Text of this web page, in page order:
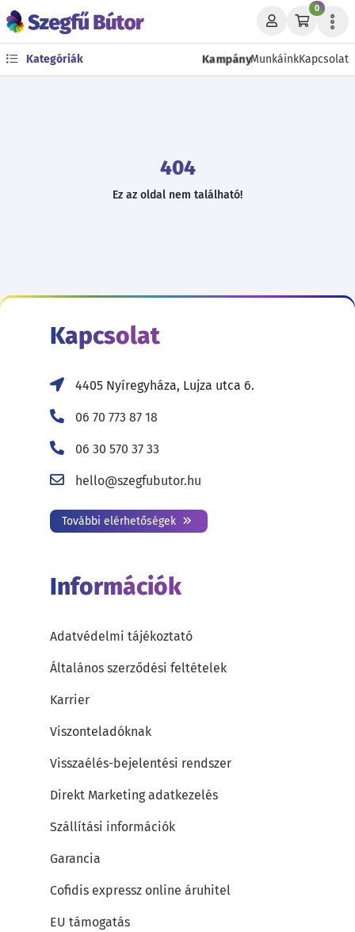
0
Kategóriák KampányMunkáinkKapcsolat
404
Ez az oldal nem található!
Kapcsolat
4405 Nyíregyháza, Lujza utca 6.
06 70 773 87 18
06 30 570 37 33
hello@szegfubutor.hu
További elérhetőségek
Információk
Adatvédelmi tájékoztató
Általános szerződési feltételek
Karrier
Viszonteladóknak
Visszaélés-bejelentési rendszer
Direkt Marketing adatkezelés
Szállítási információk
Garancia
Cofidis expressz online áruhitel
EU támogatás